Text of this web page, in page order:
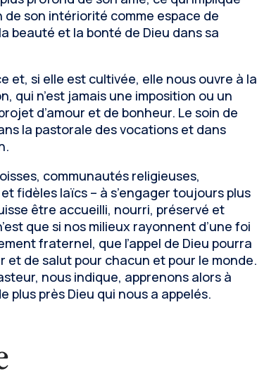
de son intériorité comme espace de
beauté et la bonté de Dieu dans sa
et, si elle est cultivée, elle nous ouvre à la
qui n’est jamais une imposition ou un
d’amour et de bonheur. Le soin de
la pastorale des vocations et dans
communautés religieuses,
fidèles laïcs – à s’engager toujours plus
être accueilli, nourri, préservé et
que si nos milieux rayonnent d’une foi
fraternel, que l’appel de Dieu pourra
et de salut pour chacun et pour le monde.
nous indique, apprenons alors à
près Dieu qui nous a appelés.